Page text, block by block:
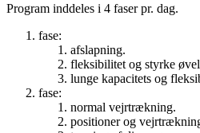
Program inddeles i 4 faser pr. dag.
fase:
afslapning.
fleksibilitet og styrke
lunge kapacitets og
fase:
normal vejrtrækning.
positioner og